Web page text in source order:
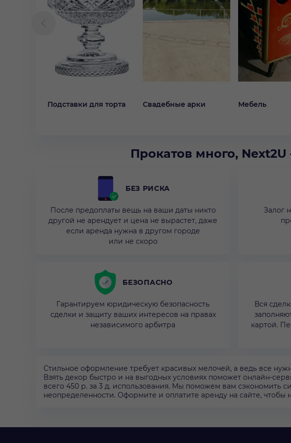
Подставки для торта Свадебные арки Мебель
Прокатов много,
БЕЗ РИСКА
После предоплаты вещь на ваши даты никто
другой не арендует и цена не вырастет, даже
если аренда нужна в другом городе
или не скоро
Залог
БЕЗОПАСНО
Гарантируем юридическую безопасность
сделки и защиту ваших интересов на правах
независимого арбитра
Вся
картой.
Стильное оформление требует красивых мелочей, а ведь все
Взять декор быстро и на выгодных условиях поможет онлайн-
всего 450 р. за 3 д. использования. Мы поможем вам сэкономить
неопределенности. Оформите и оплатите аренду на сайте, чтобы